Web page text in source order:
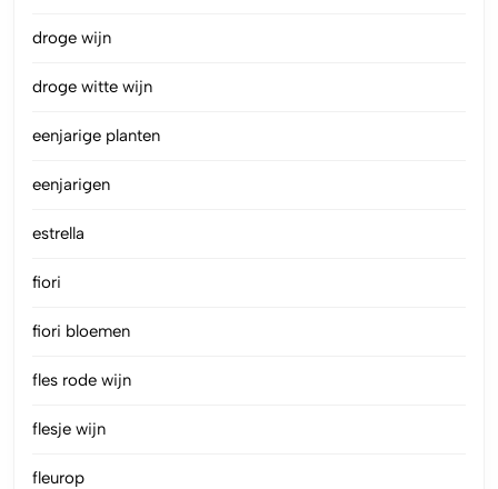
droge wijn
droge witte wijn
eenjarige planten
eenjarigen
estrella
fiori
fiori bloemen
fles rode wijn
flesje wijn
fleurop